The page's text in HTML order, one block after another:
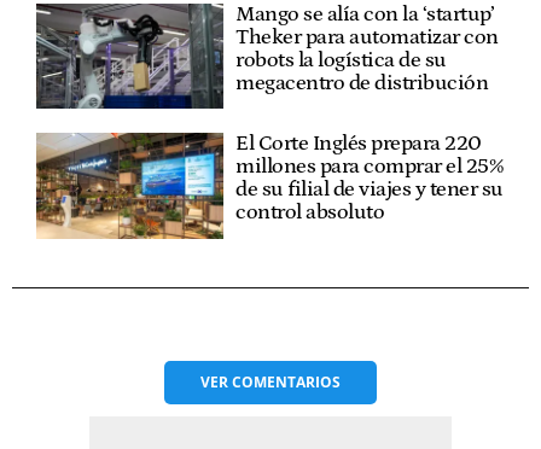
Mango se alía con la ‘startup’
Theker para automatizar con
robots la logística de su
megacentro de distribución
El Corte Inglés prepara 220
millones para comprar el 25%
de su filial de viajes y tener su
control absoluto
VERCOMENTARIOS